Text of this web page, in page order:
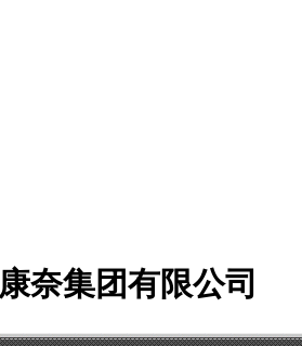
康奈集团有限公司